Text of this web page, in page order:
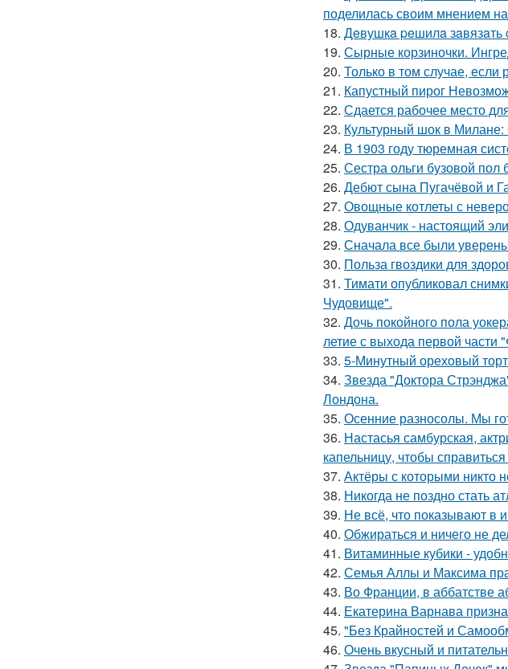
поделилась своим мнением
18. Дeвушкa peшилa зaвязaть
19. Сырные корзиночки.
20. Только в том случае,
21. Капустный пирог
22. Сдается рабочее место
23. Культурный шок в Милане:
24. В 1903 году тюремная
25. Сестра ольги бузовой пол
26. Дебют сына Пугачёвой и
27. Овощные котлеты с
28. Одуванчик - настоящий
29. Сначала все были
30. Польза гвоздики для
31. Тимати опубликовал
Чудовище".
32. Дочь покойного пола
летие с выхода первой части
33. 5-Минутный ореховый
34. Звезда "Доктора
Лондона.
35. Осенние разносолы. Мы
36. Настасья самбурская,
капельницу, чтобы
37. Актёры с которыми никто
38. Никогда не поздно стать
39. Не всё, что показывают в
40. Обжираться и ничего не
41. Витаминные кубики -
42. Семья Аллы и Максима
43. Во Франции, в аббатстве
44. Екатерина Варнава
45. "Без Крайностей и
46. Очень вкусный и